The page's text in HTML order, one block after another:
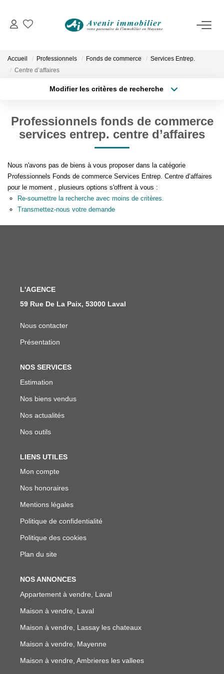
VENTES
Immobilier D'habitation
Immobilier D'entreprise
ESTIMATION
NOTRE AGENCE
Accueil Professionnels Fonds de commerce
Services Entrep.
Centre d’affaires
Modifier les critères de recherche
Sélectionnez...
Type de bien
Surface min
Créer une alerte
Professionnels fonds de commerce
services entrep. centre d’affaires
Nous n'avons pas de biens à vous proposer dans la catégorie
Professionnels Fonds de commerce Services Entrep. Centre d’affaires
pour le moment , plusieurs options s'offrent à vous :
Re-soumettre la recherche avec moins de critères.
Transmettez-nous votre demande
L'AGENCE
59 Rue De La Paix, 53000 Laval
Nous contacter
Présentation
NOS SERVICES
Estimation
Nos biens vendus
Nos actualités
Nos outils
LIENS UTILES
Mon compte
Nos honoraires
Mentions légales
Politique de confidentialité
Politique des cookies
Plan du site
NOS ANNONCES
Appartement à vendre, Laval
Maison à vendre, Laval
Maison à vendre, Lassay les chateaux
Maison à vendre, Mayenne
Maison à vendre, Ambrieres les vallees